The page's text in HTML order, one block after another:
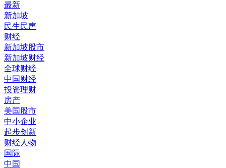
最新
新加坡
民生民声
财经
新加坡股市
新加坡财经
全球财经
中国财经
投资理财
房产
美国股市
中小企业
起步创新
财经人物
国际
中国